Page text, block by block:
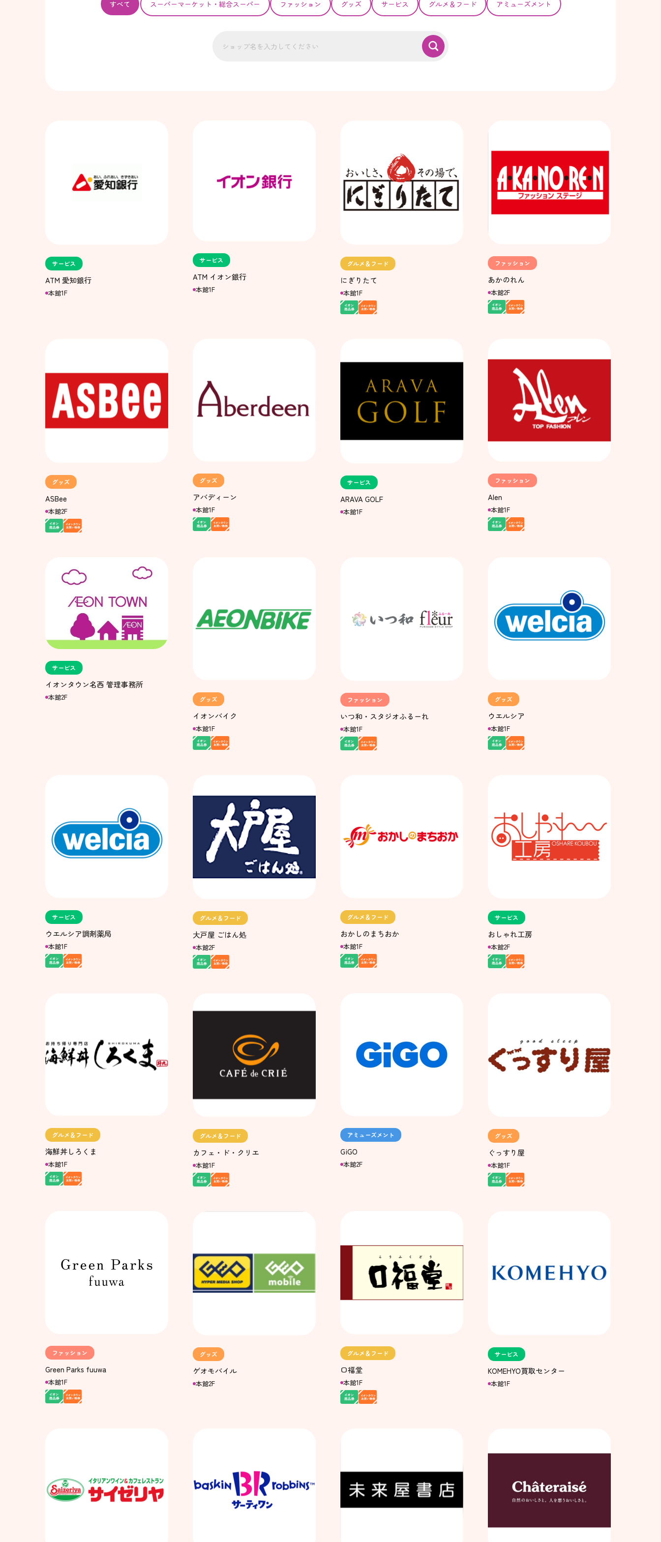
すべて スーパーマーケット・ 総合スーパー ファッション グッズ サービス グルメ＆フード アミューズメント
サービス
ATM 愛知銀行
本館1F
サービス
ATM イオン銀行
本館1F
グルメ＆フード
にぎりたて
本館1F
ファッション
あかのれん
本館2F
グッズ
ASBee
本館2F
グッズ
アバディーン
本館1F
サービス
ARAVA GOLF
本館1F
ファッション
Alen
本館1F
サービス
イオンタウン名西 管理事務所
本館2F グッズ
イオンバイク
本館1F
ファッション
いつ和・スタジオふるーれ
本館1F
グッズ
ウエルシア
本館1F
サービス
ウエルシア調剤薬局
本館1F
グルメ＆フード
大戸屋 ごはん処
本館2F
グルメ＆フード
おかしのまちおか
本館1F
サービス
おしゃれ工房
本館2F
グルメ＆フード
海鮮丼しろくま
本館1F
グルメ＆フード
カフェ・ド・クリエ
本館1F
アミューズメント
GiGO
本館2F
グッズ
ぐっすり屋
本館1F
ファッション
Green Parks fuuwa
本館1F
グッズ
ゲオモバイル
本館2F
グルメ＆フード
口福堂
本館1F
サービス
KOMEHYO買取センター
本館1F